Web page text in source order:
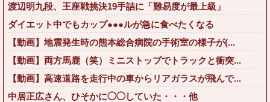
渡辺明九段、王座戦挑決19手詰に「難易度が最上級」
ダイエット中でもカップ●●●ルが急に食べたくなる
【動画】地震発生時の熊本総合病院の手術室の様子が(...
【動画】両方馬鹿（笑）ミニストップでトラックと衝突...
【動画】高速道路を走行中の車からリアガラスが飛んで...
中居正広さん、ひそかに◯◯していた・・・他